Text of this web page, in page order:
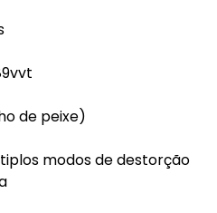
de peixe)
modos de destorção